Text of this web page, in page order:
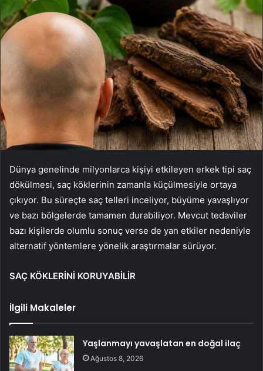
Dünya genelinde milyonlarca kişiyi etkileyen erkek tipi saç
dökülmesi, saç köklerinin zamanla küçülmesiyle ortaya
çıkıyor. Bu süreçte saç telleri inceliyor, büyüme yavaşlıyor
ve bazı bölgelerde tamamen durabiliyor. Mevcut tedaviler
bazı kişilerde olumlu sonuç verse de yan etkiler nedeniyle
alternatif yöntemlere yönelik araştırmalar sürüyor.
SAÇ KÖKLERİNİ KORUYABİLİR
İlgili Makaleler
Yaşlanmayı yavaşlatan en doğal ilaç
Ağustos 8, 2026